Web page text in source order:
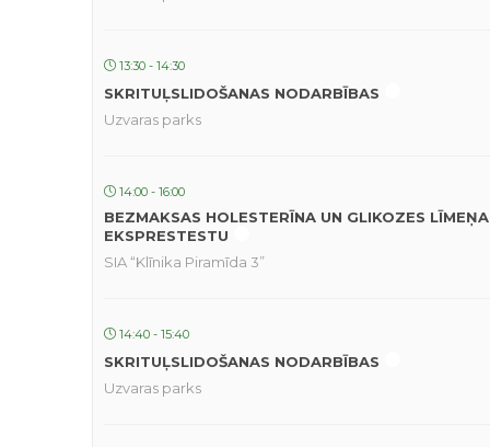
13:30 - 14:30
SKRITUĻSLIDOŠANAS NODARBĪBAS
Uzvaras parks
14:00 - 16:00
BEZMAKSAS HOLESTERĪNA UN GLIKOZES
EKSPRESTESTU
SIA “Klīnika Piramīda 3”
14:40 - 15:40
SKRITUĻSLIDOŠANAS NODARBĪBAS
Uzvaras parks